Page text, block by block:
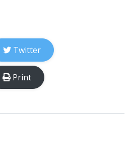
Twitter
Print